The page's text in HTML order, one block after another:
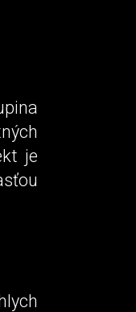
je